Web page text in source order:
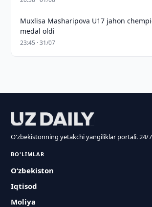
Muxlisa Masharipova U17 jahon
medal oldi
23:45 · 31/07
O'zbekistonning yetakchi yangiliklar portali. 24/
BO'LIMLAR
O‘zbekiston
Iqtisod
Moliya